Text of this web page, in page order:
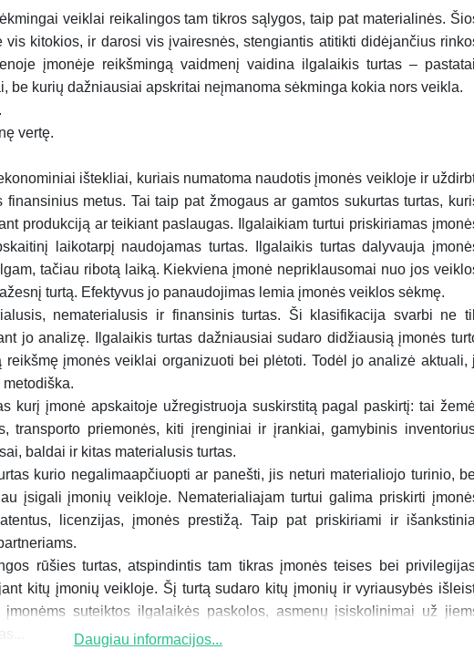
veiklai reikalingos tam tikros sąlygos, taip pat materialinės.
kitokios, ir darosi vis įvairesnės, stengiantis atitikti didėjančius
įmonėje reikšmingą vaidmenį vaidina ilgalaikis turtas –
be kurių dažniausiai apskritai neįmanoma sėkminga kokia nors veikla.
vertę.
ištekliai, kuriais numatoma naudotis įmonės veikloje ir
metus. Tai taip pat žmogaus ar gamtos sukurtas turtas,
produkciją ar teikiant paslaugas. Ilgalaikiam turtui priskiriamas
laikotarpį naudojamas turtas. Ilgalaikis turtas dalyvauja
tačiau ribotą laiką. Kiekviena įmonė nepriklausomai nuo jos
turtą. Efektyvus jo panaudojimas lemia įmonės veiklos sėkmę.
nematerialusis ir finansinis turtas. Ši klasifikacija svarbi ne
jo analizę. Ilgalaikis turtas dažniausiai sudaro didžiausią įmonės
reikšmę įmonės veiklai organizuoti bei plėtoti. Todėl jo analizė aktuali,
kurį įmonė apskaitoje užregistruoja suskirstitą pagal paskirtį: tai
transporto priemonės, kiti įrenginiai ir įrankiai, gamybinis
baldai ir kitas materialusis turtas.
kurio negalimaapčiuopti ar panešti, jis neturi materialiojo turinio,
įsigali įmonių veikloje. Nematerialiajam turtui galima priskirti
licenzijas, įmonės prestižą. Taip pat priskiriami ir
rūšies turtas, atspindintis tam tikras įmonės teises bei
kitų įmonių veikloje. Šį turtą sudaro kitų įmonių ir vyriausybės
suteiktos ilgalaikės paskolos, asmenų įsiskolinimai už
Daugiau informacijos...